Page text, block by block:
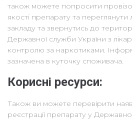
також можете попросити
якості препарату та переглянути
закладу та звернутись до
Державної служби України з
контролю за наркотиками.
зазначена в куточку споживача.
Корисні ресурси:
Також ви можете перевірити
реєстрації препарату у